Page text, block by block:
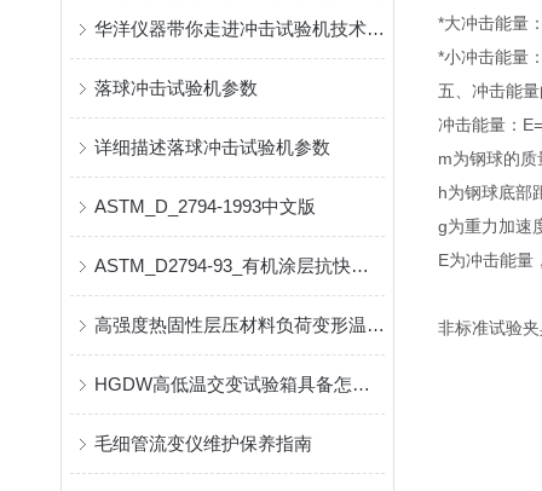
华洋仪器带你走进冲击试验机技术参数的世界
落球冲击试验机参数
详细描述落球冲击试验机参数
ASTM_D_2794-1993中文版
ASTM_D2794-93_有机涂层抗快速形变（冲击）作用的标准试验方法
高强度热固性层压材料负荷变形温度的测定
HGDW高低温交变试验箱具备怎样的结构和特点？
毛细管流变仪维护保养指南
*大冲击能量
*小冲击能量
五、冲击能
冲击能量：
m为钢球的
h为钢球底部
g为重力加速
E为冲击能量
非标准试验